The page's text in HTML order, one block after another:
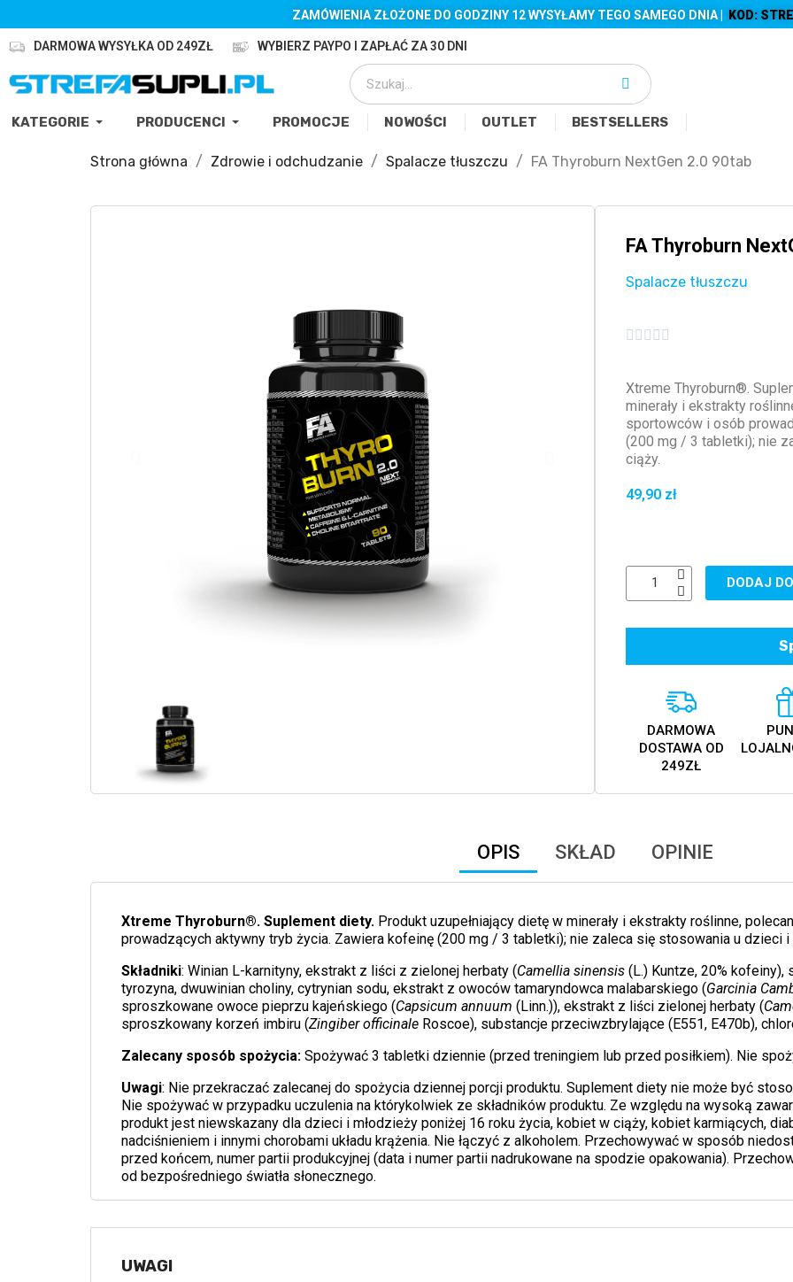
ZAMÓWIENIA ZŁOŻONE DO GODZINY 12 WYSYŁAMY TEGO SAMEGO DNIA | KOD:
DARMOWA WYSYŁKA OD 249ZŁ WYBIERZ PAYPO I ZAPŁAĆ ZA 30 DNI
KATEGORIE PRODUCENCI PROMOCJE NOWOŚCI OUTLET BESTSELLERS
Strona główna Zdrowie i odchudzanie Spalacze tłuszczu FA Thyroburn NextGen 2.0 90tab
FA Thyroburn
Spalacze tłuszczu
    
Xtreme Thyroburn®.
minerały i ekstrakty
sportowców i osób
(200 mg / 3 tabletki); nie
ciąży.
49,90 zł
DODAJ
DARMOWA
DOSTAWA OD
249ZŁ
OPIS SKŁAD OPINIE
Xtreme Thyroburn®. Suplement diety. Produkt uzupełniający dietę w minerały i ekstrakty roślinne,
prowadzących aktywny tryb życia. Zawiera kofeinę (200 mg / 3 tabletki); nie zaleca się stosowania u dzieci
Składniki: Winian L-karnityny, ekstrakt z liści z zielonej herbaty (Camellia sinensis (L.) Kuntze, 20% kofeiny),
tyrozyna, dwuwinian choliny, cytrynian sodu, ekstrakt z owoców tamaryndowca malabarskiego (Garcinia
sproszkowane owoce pieprzu kajeńskiego (Capsicum annuum (Linn.)), ekstrakt z liści zielonej herbaty (
sproszkowany korzeń imbiru (Zingiber officinale Roscoe), substancje przeciwzbrylające (E551, E470b),
Zalecany sposób spożycia: Spożywać 3 tabletki dziennie (przed treningiem lub przed posiłkiem). Nie
Uwagi: Nie przekraczać zalecanej do spożycia dziennej porcji produktu. Suplement diety nie może być
Nie spożywać w przypadku uczulenia na którykolwiek ze składników produktu. Ze względu na wysoką
produkt jest niewskazany dla dzieci i młodzieży poniżej 16 roku życia, kobiet w ciąży, kobiet karmiących,
nadciśnieniem i innymi chorobami układu krążenia. Nie łączyć z alkoholem. Przechowywać w sposób
przed końcem, numer partii produkcyjnej (data i numer partii nadrukowane na spodzie opakowania).
od bezpośredniego światła słonecznego.
UWAGI